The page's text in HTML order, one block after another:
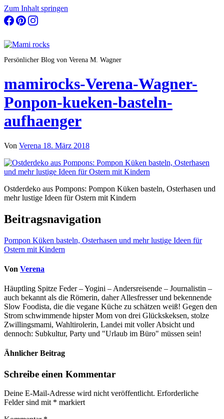
Zum Inhalt springen
Persönlicher Blog von Verena M. Wagner
mamirocks-Verena-Wagner-
Ponpon-kueken-basteln-
aufhaenger
Von Verena 18. März 2018
Ostderdeko aus Pompons: Pompon Küken basteln, Osterhasen und
mehr lustige Ideen für Ostern mit Kindern
Beitragsnavigation
Pompon Küken basteln, Osterhasen und mehr lustige Ideen für
Ostern mit Kindern
Von Verena
Häuptling Spitze Feder – Yogini – Andersreisende – Journalistin –
auch bekannt als die Römerin, daher Allesfresser und bekennende
Slow Foodista, die die vegane Küche zu schätzen weiß! Gegen den
Strom schwimmende hipster Mom von drei Glückskeksen, stolze
Zwillingsmami, Wahltirolerin, Landei mit voller Absicht und
dennoch: Subkultur, Party und "Urlaub im Büro" müssen sein!
Ähnlicher Beitrag
Schreibe einen Kommentar
Deine E-Mail-Adresse wird nicht veröffentlicht. Erforderliche
Felder sind mit * markiert